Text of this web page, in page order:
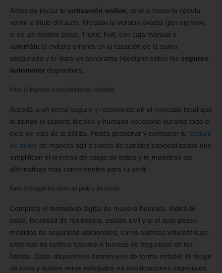
Antes de iniciar tu cotización online , tené a mano la cédula
verde o título del auto. Precisar la versión exacta (por ejemplo,
si es un modelo Base, Trend, Full, con caja manual o
automática) evitará errores en la tasación de la suma
asegurada y te dará un panorama fidedigno sobre los seguros
automotor disponibles.
Paso 2: Ingresar a una plataforma confiable
Accedé a un portal seguro y reconocido en el mercado local que
te brinde el soporte técnico y humano necesario durante todo el
ciclo de vida de la póliza. Podés gestionar y comparar tu Seguro
de autos de manera ágil a través de canales especializados que
simplifican el proceso de carga de datos y te muestran las
alternativas más convenientes para tu perfil.
Paso 3: Cargar los datos de perfil y del coche
Completá el formulario digital de manera honesta. Indicá tu
edad, localidad de residencia, estado civil y si el auto posee
medidas de seguridad adicionales, como alarmas volumétricas,
sistemas de rastreo satelital o tuercas de seguridad en las
llantas. Estos dispositivos disminuyen de forma notable el riesgo
de robo y suelen verse reflejados en bonificaciones especiales